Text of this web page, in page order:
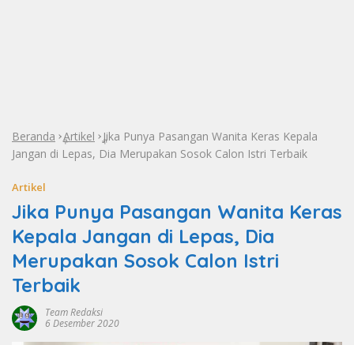
Beranda »
Artikel »Jika Punya Pasangan Wanita Keras Kepala
Jangan di Lepas, Dia Merupakan Sosok Calon Istri Terbaik
Artikel
Jika Punya Pasangan Wanita Keras
Kepala Jangan di Lepas, Dia
Merupakan Sosok Calon Istri
Terbaik
Team Redaksi
6 Desember 2020